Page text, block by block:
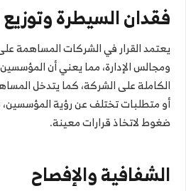
فقدان السيطرة
يعتمد القرار في الشركات المساهمة
ومجالس الإدارة، مما يعني أن
الكاملة على الشركة، كما يتدخل
أو متطلبات تختلف عن رؤية المؤسسين،
ضغوط لاتخاذ قرارات معينة.
الشفافية والإفصاح